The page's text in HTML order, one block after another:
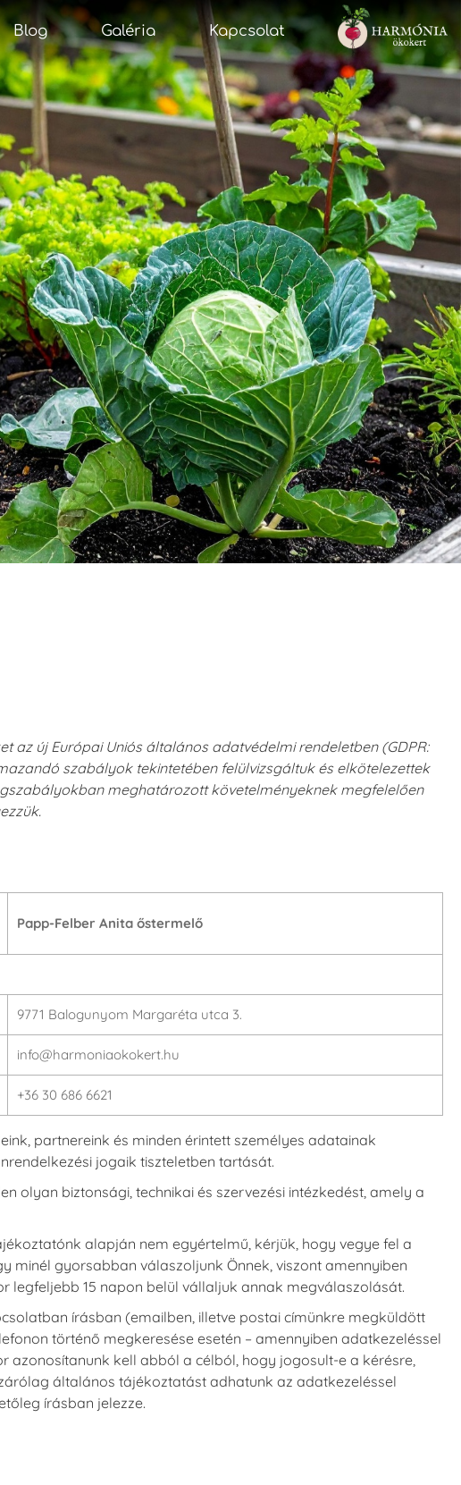
Blog Galéria Kapcsolat
az új Európai Uniós általános adatvédelmi rendeletben (GDPR:
szabályok tekintetében felülvizsgáltuk és elkötelezettek
meghatározott követelményeknek megfelelően
Papp-Felber Anita őstermelő
9771 Balogunyom Margaréta utca 3.
info@harmoniaokokert.hu
+36 30 686 6621
partnereink és minden érintett személyes adatainak
jogaik tiszteletben tartását.
olyan biztonsági, technikai és szervezési intézkedést, amely a
alapján nem egyértelmű, kérjük, hogy vegye fel a
minél gyorsabban válaszoljunk Önnek, viszont amennyiben
legfeljebb 15 napon belül vállaljuk annak megválaszolását.
írásban (emailben, illetve postai címünkre megküldött
történő megkeresése esetén – amennyiben adatkezeléssel
azonosítanunk kell abból a célból, hogy jogosult-e a kérésre,
általános tájékoztatást adhatunk az adatkezeléssel
írásban jelezze.